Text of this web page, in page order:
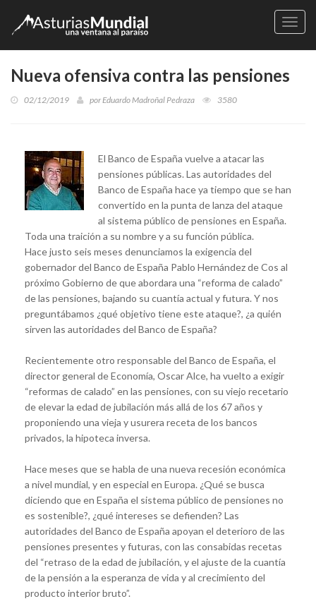
Nueva ofensiva contra las pensiones
02/12/2019 porEduardo Madroñal Pedraza 3580
El Banco de España vuelve a atacar las
pensiones públicas. Las autoridades del
Banco de España hace ya tiempo que se han
convertido en la punta de lanza del ataque
al sistema público de pensiones en España.
Toda una traición a su nombre y a su función pública.
Hace justo seis meses denunciamos la exigencia del
gobernador del Banco de España Pablo Hernández de Cos al
próximo Gobierno de que abordara una “reforma de calado”
de las pensiones, bajando su cuantía actual y futura. Y nos
preguntábamos ¿qué objetivo tiene este ataque?, ¿a quién
sirven las autoridades del Banco de España?
Recientemente otro responsable del Banco de España, el
director general de Economía, Oscar Alce, ha vuelto a exigir
“reformas de calado” en las pensiones, con su viejo recetario
de elevar la edad de jubilación más allá de los 67 años y
proponiendo una vieja y usurera receta de los bancos
privados, la hipoteca inversa.
Hace meses que se habla de una nueva recesión económica
a nivel mundial, y en especial en Europa. ¿Qué se busca
diciendo que en España el sistema público de pensiones no
es sostenible?, ¿qué intereses se defienden? Las
autoridades del Banco de España apoyan el deterioro de las
pensiones presentes y futuras, con las consabidas recetas
del “retraso de la edad de jubilación, y el ajuste de la cuantía
de la pensión a la esperanza de vida y al crecimiento del
producto interior bruto”.